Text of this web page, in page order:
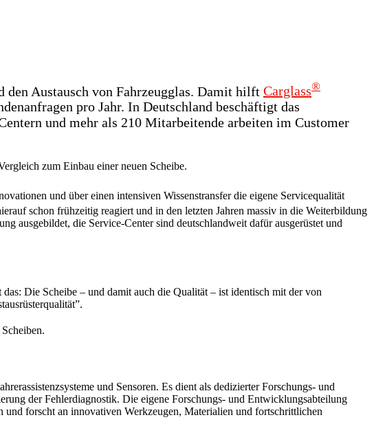
Austausch von Fahrzeugglas. Damit hilft Carglass®
pro Jahr. In Deutschland beschäftigt das
und mehr als 210 Mitarbeitende arbeiten im Customer
zum Einbau einer neuen Scheibe.
und über einen intensiven Wissenstransfer die eigene Servicequalität
schon frühzeitig reagiert und in den letzten Jahren massiv in die Weiterbildung
ausgebildet, die Service-Center sind deutschlandweit dafür ausgerüstet und
Die Scheibe – und damit auch die Qualität – ist identisch mit der von
und Sensoren. Es dient als dedizierter Forschungs- und
der Fehlerdiagnostik. Die eigene Forschungs- und Entwicklungsabteilung
forscht an innovativen Werkzeugen, Materialien und fortschrittlichen